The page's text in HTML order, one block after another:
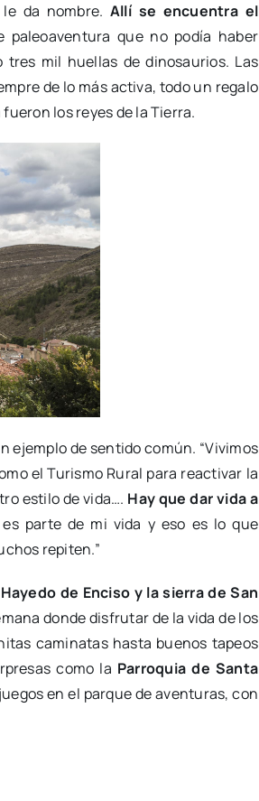
le da nombre.Allí se encuentra el
paleoaventura que no podía haber
mil huellas de dinosaurios. Las
de lo más activa, todo un regalo
los reyes de la Tierra.
ejemplo de sentido común. “Vivimos
el Turismo Rural para reactivar la
estilo de vida…. Hay que dar vida a
parte de mi vida y eso es lo que
repiten.”
de Enciso y la sierra de San
donde disfrutar de la vida de los
caminatas hasta buenos tapeos
como la Parroquia de Santa
en el parque de aventuras, con